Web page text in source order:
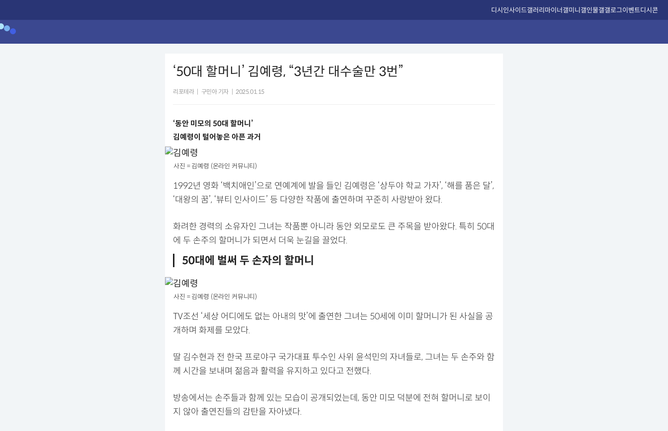
디시인사이드갤러리마이너갤미니갤인물갤갤로그이벤트디시콘
‘50대 할머니’ 김예령, “3년간 대수술만 3번”
리포테라 구민아 기자 2025.01.15
‘동안 미모의 50대 할머니’
김예령이 털어놓은 아픈 과거
사진 = 김예령 (온라인 커뮤니티)
1992년 영화 ‘백치애인’으로 연예계에 발을 들인 김예령은 ‘상두야 학교 가자’, ‘해를 품은 달’,
‘대왕의 꿈’, ‘뷰티 인사이드’ 등 다양한 작품에 출연하며 꾸준히 사랑받아 왔다.
화려한 경력의 소유자인 그녀는 작품뿐 아니라 동안 외모로도 큰 주목을 받아왔다. 특히 50대
에 두 손주의 할머니가 되면서 더욱 눈길을 끌었다.
50대에 벌써 두 손자의 할머니
사진 = 김예령 (온라인 커뮤니티)
TV조선 ‘세상 어디에도 없는 아내의 맛’에 출연한 그녀는 50세에 이미 할머니가 된 사실을 공
개하며 화제를 모았다.
딸 김수현과 전 한국 프로야구 국가대표 투수인 사위 윤석민의 자녀들로, 그녀는 두 손주와 함
께 시간을 보내며 젊음과 활력을 유지하고 있다고 전했다.
방송에서는 손주들과 함께 있는 모습이 공개되었는데, 동안 미모 덕분에 전혀 할머니로 보이
지 않아 출연진들의 감탄을 자아냈다.